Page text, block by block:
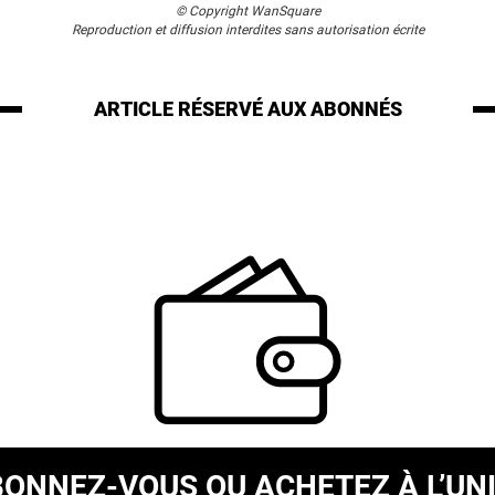
© Copyright WanSquare
Reproduction et diffusion interdites sans autorisation écrite
ARTICLE RÉSERVÉAUX ABONNÉS
VOUS OU ACHETEZ À